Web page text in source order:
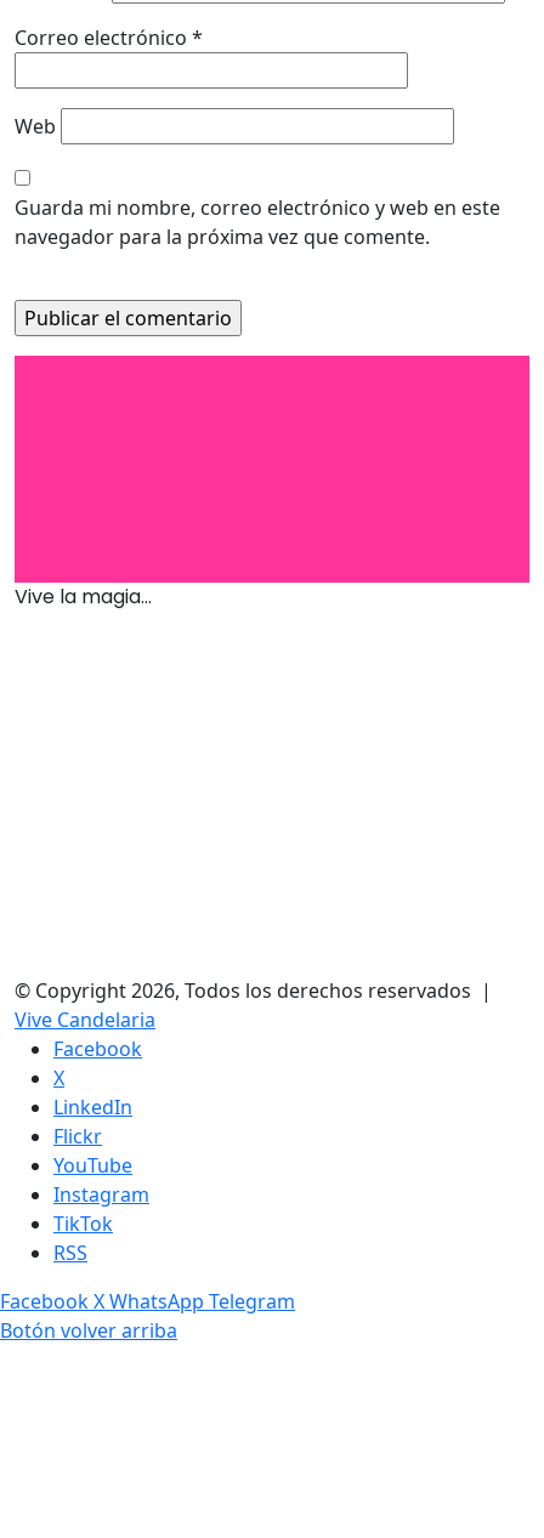
Correo electrónico *
Web
Guarda mi nombre, correo electrónico y web en este
navegador para la próxima vez que comente.
Vive la magia...
© Copyright 2026, Todos los derechos reservados |
Vive Candelaria
Facebook
X
LinkedIn
Flickr
YouTube
Instagram
TikTok
RSS
FacebookXWhatsApp Telegram
Botón volver arriba